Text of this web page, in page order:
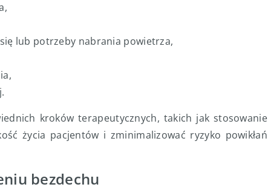
lub potrzeby nabrania powietrza,
kroków terapeutycznych, takich jak stosowanie
życia pacjentów i zminimalizować ryzyko powikłań
bezdechu